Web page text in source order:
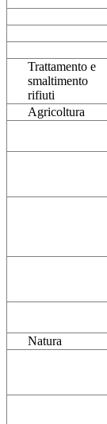
Trattamento e
smaltimento
rifiuti
Agricoltura
Natura